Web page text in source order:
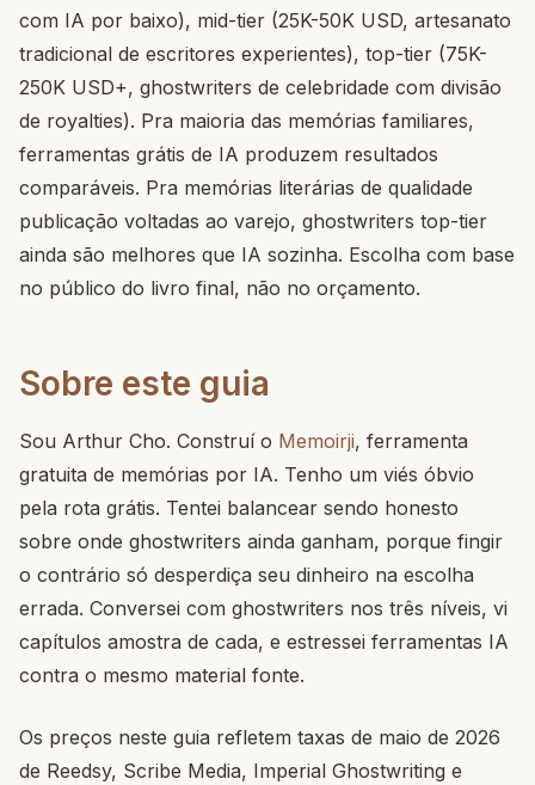
com IA por baixo), mid-tier (25K-50K USD, artesanato
tradicional de escritores experientes), top-tier (75K-
250K USD+, ghostwriters de celebridade com divisão
de royalties). Pra maioria das memórias familiares,
ferramentas grátis de IA produzem resultados
comparáveis. Pra memórias literárias de qualidade
publicação voltadas ao varejo, ghostwriters top-tier
ainda são melhores que IA sozinha. Escolha com base
no público do livro final, não no orçamento.
Sobre este guia
Sou Arthur Cho. Construí o Memoirji, ferramenta
gratuita de memórias por IA. Tenho um viés óbvio
pela rota grátis. Tentei balancear sendo honesto
sobre onde ghostwriters ainda ganham, porque fingir
o contrário só desperdiça seu dinheiro na escolha
errada. Conversei com ghostwriters nos três níveis, vi
capítulos amostra de cada, e estressei ferramentas IA
contra o mesmo material fonte.
Os preços neste guia refletem taxas de maio de 2026
de Reedsy, Scribe Media, Imperial Ghostwriting e